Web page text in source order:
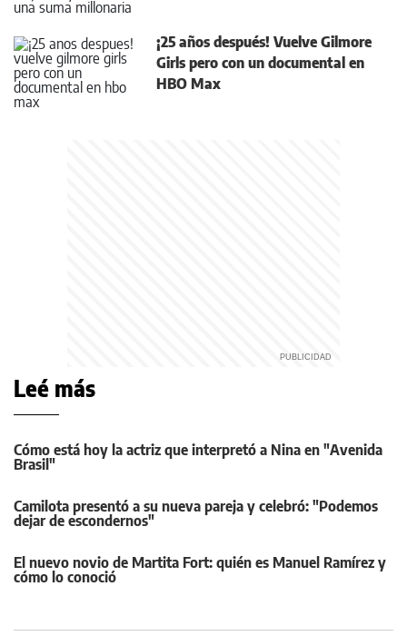
¡25 años después! Vuelve Gilmore
Girls pero con un documental en
HBO Max
Leé más
Cómo está hoy la actriz que interpretó a Nina en "Avenida
Brasil"
Camilota presentó a su nueva pareja y celebró: "Podemos
dejar de escondernos"
El nuevo novio de Martita Fort: quién es Manuel Ramírez y
cómo lo conoció